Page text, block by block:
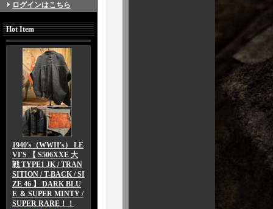
ログインはこちら
Hot Item
1940's（WWII's） LE
VI'S 【 S506XXE 大
戦 TYPE1 JK / TRAN
SITION / T-BACK / SI
ZE 46 】 DARK BLU
E ＆ SUPER MINTY /
SUPER RARE！！